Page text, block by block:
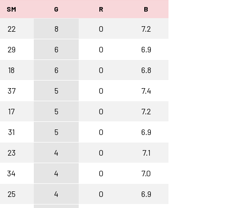
SM G R B
22 8 0 7.2
29 6 0 6.9
18 6 0 6.8
37 5 0 7.4
17 5 0 7.2
31 5 0 6.9
23 4 0 7.1
34 4 0 7.0
25 4 0 6.9